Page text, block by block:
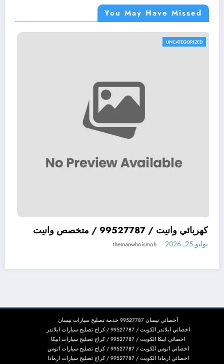
You May Have Missed
كهربائي وانيت / 99527787 / متخصص وانيت
يوليو 25, 2026
ميكانيكي سيارات يابانية JAPAN افضل ميكيانيكي
أخصائي نيسان 99527787 خدمة تصليح سيارات نيسان
اخصائي ابلاندر الكويت / 99527787 / كراج تصليح سيارات ابلاندر
اخصائي ابيكا الكويت / 99527787 / كراج تصليح سيارات ابيكا
اخصائي اتوس الكويت / 99527787 / كراج تصليح سيارات اتوس